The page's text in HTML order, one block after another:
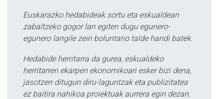
Euskarazko hedabideak sortu eta eskualdean
zabaltzeko gogor lan egiten dugu egunero-
egunero langile zein boluntario talde handi batek.
Hedabide herritarra da gurea, eskualdeko
herritarren ekarpen ekonomikoari esker bizi dena,
jasotzen ditugun diru-laguntzak eta publizitatea
ez baitira nahikoa proiektuak aurrera egin dezan.